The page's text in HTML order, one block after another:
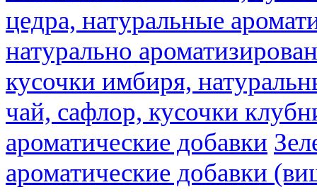
цедра, натуральные
натурально
кусочки имбиря,
чай, сафлор, кусочки
ароматические добавки
ароматические добавки